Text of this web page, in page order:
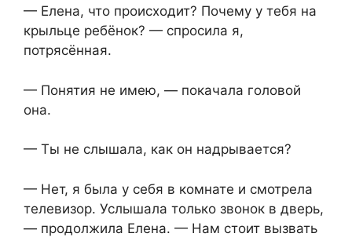
— Елена, что происходит? Почему у тебя на
крыльце ребёнок? — спросила я,
потрясённая.
— Понятия не имею, — покачала головой
она.
— Ты не слышала, как он надрывается?
— Нет, я была у себя в комнате и смотрела
телевизор. Услышала только звонок в дверь,
— продолжила Елена. — Нам стоит вызвать